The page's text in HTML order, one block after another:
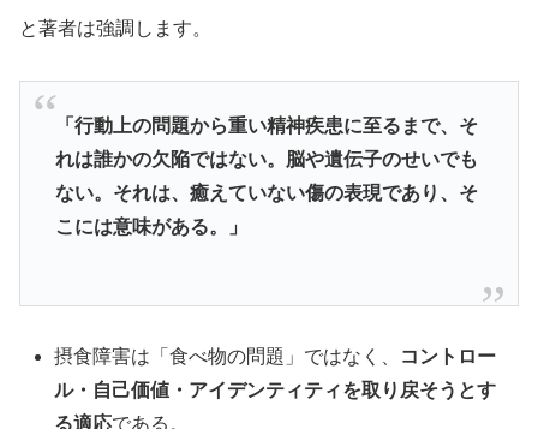
と著者は強調します。
「行動上の問題から重い精神疾患に至るまで、そ
れは誰かの欠陥ではない。脳や遺伝子のせいでも
ない。それは、癒えていない傷の表現であり、そ
こには意味がある。」
摂食障害は「食べ物の問題」ではなく、
コントロー
ル・自己価値・アイデンティティを取り戻そうとす
る適応である。